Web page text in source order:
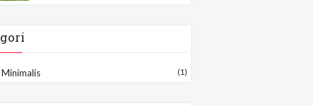
(1)